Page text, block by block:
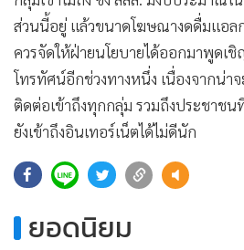
ส่วนนี้อยู่ แล้วขนาดโฆษณางดดื่มแอล
ควรจัดให้ฝ่ายนโยบายได้ออกมาพูดเ
โทรทัศน์อีกช่วงทางหนึ่ง เนื่องจากน่า
ติดต่อเข้าถึงทุกกลุ่ม รวมถึงประชาช
ยังเข้าถึงอินเทอร์เน็ตได้ไม่ดีนัก
ยอดนิยม